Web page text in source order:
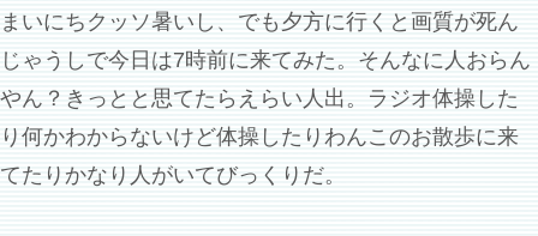
まいにちクッソ暑いし、でも夕方に行くと画質が死ん
じゃうしで今日は7時前に来てみた。そんなに人おらん
やん？きっとと思てたらえらい人出。ラジオ体操した
り何かわからないけど体操したりわんこのお散歩に来
てたりかなり人がいてびっくりだ。